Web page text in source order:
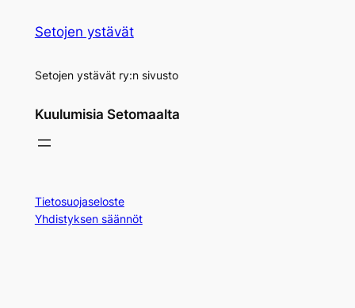
Setojen ystävät
Setojen ystävät ry:n sivusto
Kuulumisia Setomaalta
Tietosuojaseloste
Yhdistyksen säännöt